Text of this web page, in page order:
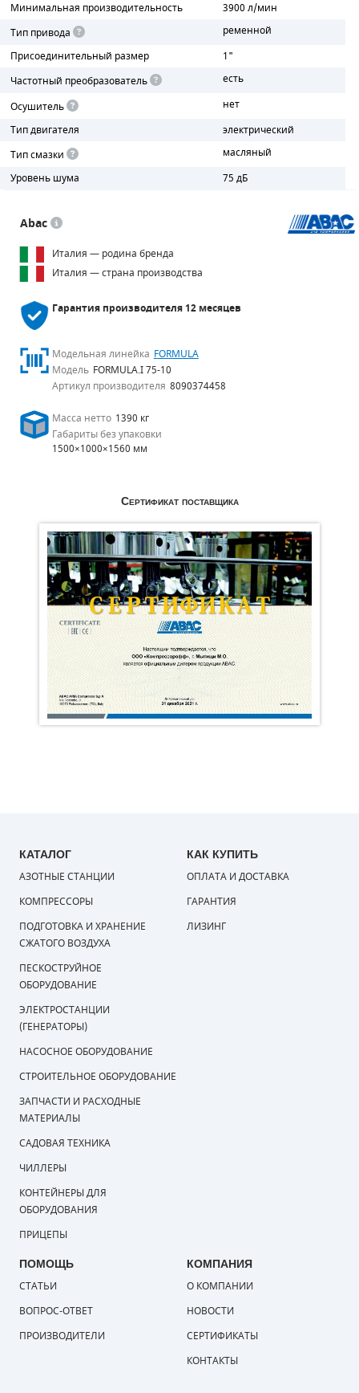
Минимальная производительность
3900 л/мин
Тип привода
ременной
Присоединительный размер
1"
Частотный преобразователь
есть
Осушитель
нет
Тип двигателя
электрический
Тип смазки
масляный
Уровень шума
75 дБ
Abac
Италия — родина бренда
Италия — страна производства
Гарантия производителя12 месяцев
Модельная линейка FORMULA
Модель FORMULA.I 75-10
Артикул производителя 8090374458
Масса нетто 1390 кг
Габариты без упаковки
1500×1000×1560 мм
Сертификат поставщика
КАТАЛОГ
АЗОТНЫЕ СТАНЦИИ
КОМПРЕССОРЫ
ПОДГОТОВКА И ХРАНЕНИЕ
СЖАТОГО ВОЗДУХА
ПЕСКОСТРУЙНОЕ
ОБОРУДОВАНИЕ
ЭЛЕКТРОСТАНЦИИ
(ГЕНЕРАТОРЫ)
НАСОСНОЕ ОБОРУДОВАНИЕ
СТРОИТЕЛЬНОЕ ОБОРУДОВАНИЕ
ЗАПЧАСТИ И РАСХОДНЫЕ
МАТЕРИАЛЫ
САДОВАЯ ТЕХНИКА
ЧИЛЛЕРЫ
КОНТЕЙНЕРЫ ДЛЯ
ОБОРУДОВАНИЯ
ПРИЦЕПЫ
КАК КУПИТЬ
ОПЛАТА И ДОСТАВКА
ГАРАНТИЯ
ЛИЗИНГ
ПОМОЩЬ
СТАТЬИ
ВОПРОС-ОТВЕТ
ПРОИЗВОДИТЕЛИ
КОМПАНИЯ
О КОМПАНИИ
НОВОСТИ
СЕРТИФИКАТЫ
КОНТАКТЫ
ДЕТАЛИ СПИРАЛЬНЫХ КОМПРЕССОРОВ
ДЕТАЛИ ПОГРУЖНЫХ НАСОСОВ
ШЛАНГИ ДЛЯ МОТОПОМП